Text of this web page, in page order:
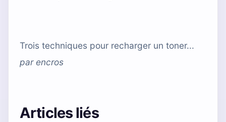
Trois techniques pour recharger un toner...
parencros
Articles liés